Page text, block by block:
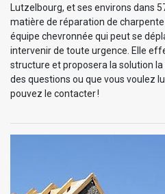
Lutzelbourg, et ses environs dans
matière de réparation de charpente
équipe chevronnée qui peut se
intervenir de toute urgence. Elle
structure et proposera la solution
des questions ou que vous voulez
pouvez le contacter !